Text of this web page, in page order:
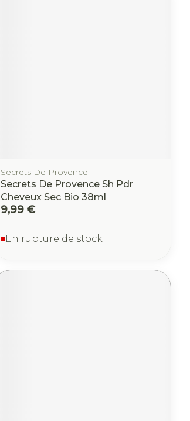
Secrets De Provence
Secrets De Provence Sh Pdr
Cheveux Sec Bio 38ml
9,99 €
En rupture de stock